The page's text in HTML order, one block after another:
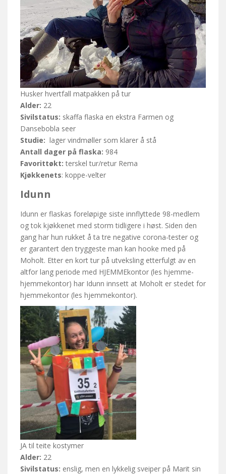
Husker hvertfall matpakken på tur
Alder: 22
Sivilstatus: skaffa flaska en ekstra Farmen og
Dansebobla seer
Studie: lager vindmøller som klarer å stå
Antall dager på flaska: 984
Favorittøkt: terskel tur/retur Rema
Kjøkkenets: koppe-velter
Idunn
Idunn er flaskas foreløpige siste innflyttede 98-medlem
og tok kjøkkenet med storm tidligere i høst. Siden den
gang har hun rukket å ta tre negative corona-tester og
er garantert den tryggeste man kan hooke med på
Moholt. Etter en kort tur på utveksling etterfulgt av en
altfor lang periode med HJEMMEkontor (les hjemme-
hjemmekontor) har Idunn innsett at Moholt er stedet for
hjemmekontor (les hjemmekontor).
JA til teite kostymer
Alder: 22
Sivilstatus: enslig, men en lykkelig sveiper på Marit sin